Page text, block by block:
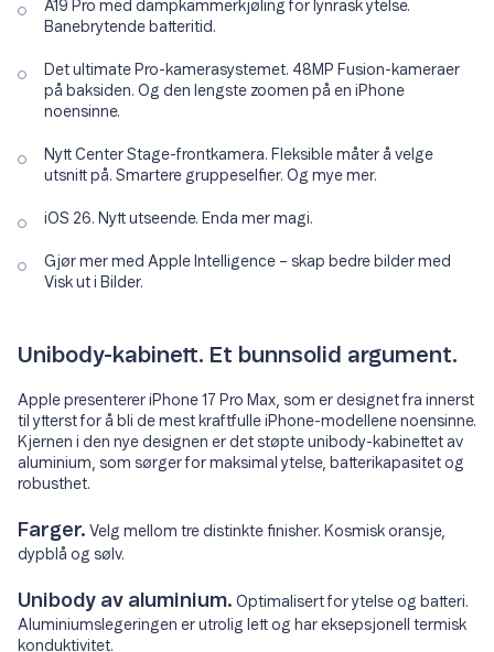
A19 Pro med dampkammerkjøling for lynrask ytelse.
Banebrytende batteritid.
Det ultimate Pro-kamerasystemet. 48MP Fusion-kameraer
på baksiden. Og den lengste zoomen på en iPhone
noensinne.
Nytt Center Stage-frontkamera. Fleksible måter å velge
utsnitt på. Smartere gruppeselfier. Og mye mer.
iOS 26. Nytt utseende. Enda mer magi.
Gjør mer med Apple Intelligence – skap bedre bilder med
Visk ut i Bilder.
Unibody-kabinett. Et bunnsolid argument.
Apple presenterer iPhone 17 Pro Max, som er designet fra innerst
til ytterst for å bli de mest kraftfulle iPhone-modellene noensinne.
Kjernen i den nye designen er det støpte unibody-kabinettet av
aluminium, som sørger for maksimal ytelse, batterikapasitet og
robusthet.
Farger. Velg mellom tre distinkte finisher. Kosmisk oransje,
dypblå og sølv.
Unibody av aluminium. Optimalisert for ytelse og batteri.
Aluminiumslegeringen er utrolig lett og har eksepsjonell termisk
konduktivitet.